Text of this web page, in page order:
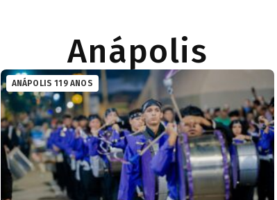
Anápolis
ANÁPOLIS 119 ANOS